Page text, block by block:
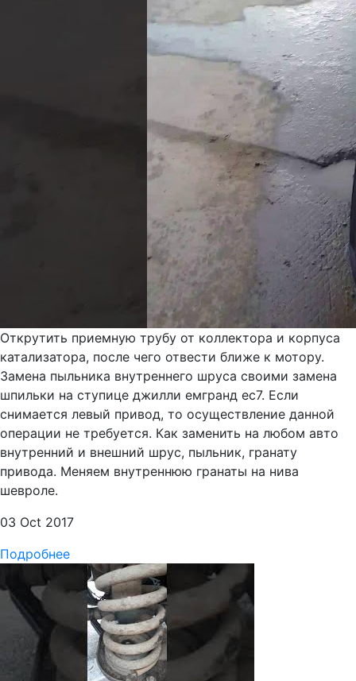
Открутить приемную трубу от коллектора и корпуса
катализатора, после чего отвести ближе к мотору.
Замена пыльника внутреннего шруса своими замена
шпильки на ступице джилли емгранд ес7. Если
снимается левый привод, то осуществление данной
операции не требуется. Как заменить на любом авто
внутренний и внешний шрус, пыльник, гранату
привода. Меняем внутреннюю гранаты на нива
шевроле.
03 Oct 2017
Подробнее